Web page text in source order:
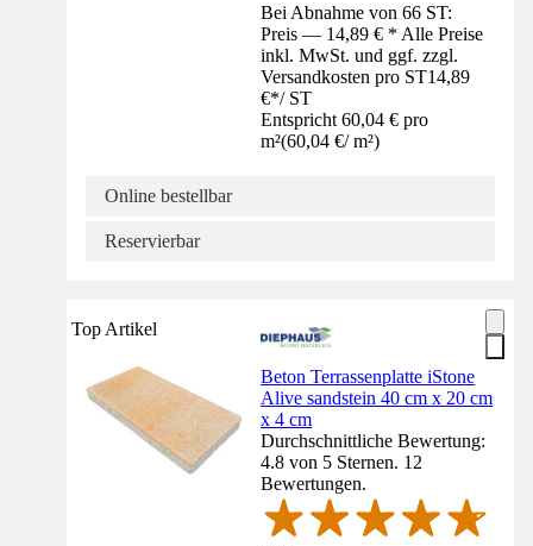
Bei Abnahme von 66 ST:
Preis — 14,89 € * Alle Preise
inkl. MwSt. und ggf. zzgl.
Versandkosten pro ST14,89
€*/ ST
Entspricht 60,04 € pro
m²(60,04 €/ m²)
Online bestellbar
Reservierbar
Top Artikel
Beton Terrassenplatte iStone
Alive sandstein 40 cm x 20 cm
x 4 cm
Durchschnittliche Bewertung:
4.8 von 5 Sternen. 12
Bewertungen.